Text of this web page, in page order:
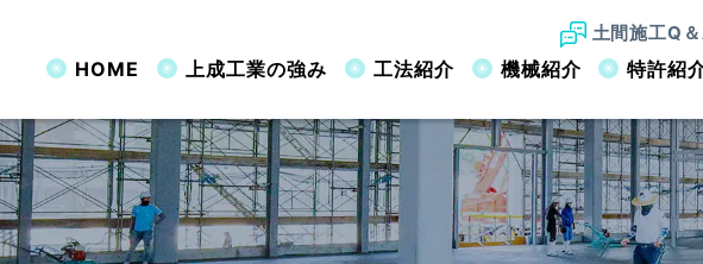
HOME 上成工業の強み
人の技術力 未来への継承 業界への貢献
工法紹介
JS工法 JPS工法 真空ノンスリップリング工法
JS工法（バルチップ混入） JSスラブアーマー
機械紹介
ー ハンドマン 騎乗式ハンドマン ソリー サ
特許紹
意匠登録 商標登録
建築施工
報 沿革 関連会社
土間施工Q
上成工業の強み OUR ADVANTAGES